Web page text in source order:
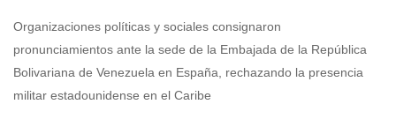
Organizaciones políticas y sociales consignaron
pronunciamientos ante la sede de la Embajada de la República
Bolivariana de Venezuela en España, rechazando la presencia
militar estadounidense en el Caribe